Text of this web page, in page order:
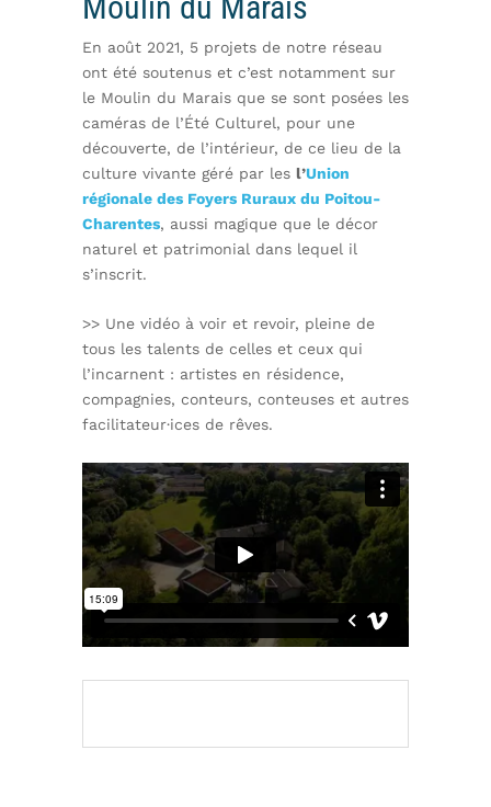
En août 2021, 5 projets de notre réseau
ont été soutenus et c’est notamment sur
le Moulin du Marais que se sont posées les
caméras de l’Été Culturel, pour une
découverte, de l’intérieur, de ce lieu de la
culture vivante géré par les l’Union
régionale des Foyers Ruraux du Poitou-
Charentes, aussi magique que le décor
naturel et patrimonial dans lequel il
s’inscrit.
>> Une vidéo à voir et revoir, pleine de
tous les talents de celles et ceux qui
l’incarnent : artistes en résidence,
compagnies, conteurs, conteuses et autres
facilitateur·ices de rêves.